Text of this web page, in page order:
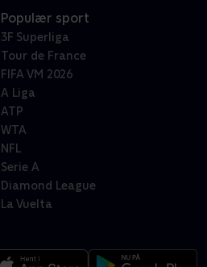
Populær sport
3F Superliga
Tour de France
FIFA VM 2026
A Liga
ATP
WTA
NFL
Serie A
Diamond League
La Vuelta